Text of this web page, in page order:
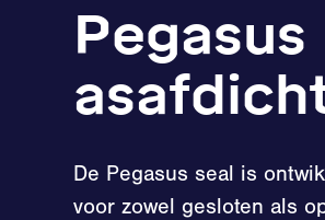
Pegasus
De Pegasus seal is
voor zowel gesloten als